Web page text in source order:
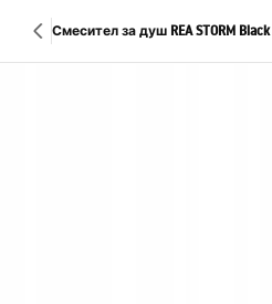
Смесител за душ REA STORM Black